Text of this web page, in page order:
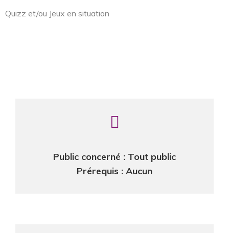
Quizz et/ou Jeux en situation
Public concerné : Tout public
Prérequis : Aucun